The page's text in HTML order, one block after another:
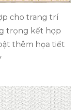
cho trang trí
trọng kết hợp
thêm họa tiết